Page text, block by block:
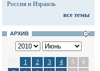
Россия и Израиль
все темы
АРХИВ
1 2 3 4 5
6